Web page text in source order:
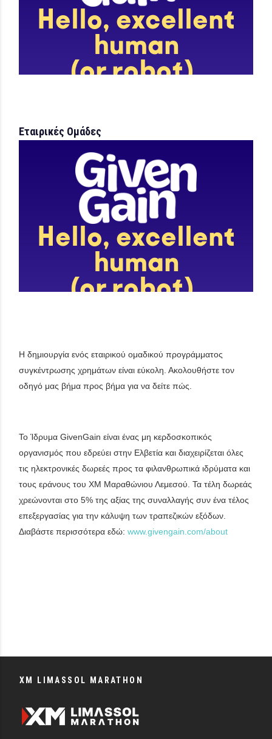
Εταιρικές Ομάδες
Η δημιουργία ενός εταιρικού ομαδικού προγράμματος
συγκέντρωσης χρημάτων είναι εύκολη. Ακολουθήστε τον
οδηγό μας βήμα προς βήμα για να δείτε πώς.
Το Ίδρυμα GivenGain είναι ένας μη κερδοσκοπικός
οργανισμός που εδρεύει στην Ελβετία και διαχειρίζεται όλες
τις ηλεκτρονικές δωρεές προς τα φιλανθρωπικά ιδρύματα και
τους εράνους του XM Μαραθώνιου Λεμεσού. Τα τέλη δωρεάς
χρεώνονται στο 5% της αξίας της συναλλαγής συν ένα τέλος
επεξεργασίας για την κάλυψη των τραπεζικών εξόδων.
Διαβάστε περισσότερα εδώ: www.givengain.com/about
XM LIMASSOL MARATHON